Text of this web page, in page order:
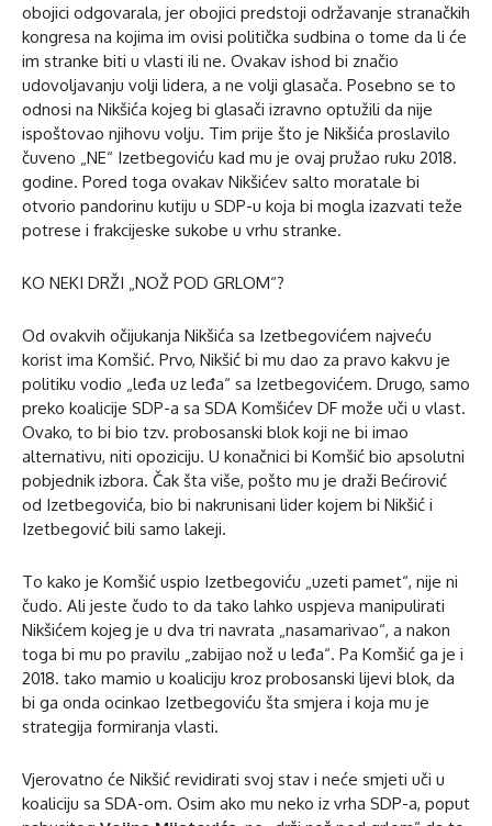
obojici odgovarala, jer obojici predstoji održavanje stranačkih
kongresa na kojima im ovisi politička sudbina o tome da li će
im stranke biti u vlasti ili ne. Ovakav ishod bi značio
udovoljavanju volji lidera, a ne volji glasača. Posebno se to
odnosi na Nikšića kojeg bi glasači izravno optužili da nije
ispoštovao njihovu volju. Tim prije što je Nikšića proslavilo
čuveno „NE“ Izetbegoviću kad mu je ovaj pružao ruku 2018.
godine. Pored toga ovakav Nikšićev salto moratale bi
otvorio pandorinu kutiju u SDP-u koja bi mogla izazvati teže
potrese i frakcijeske sukobe u vrhu stranke.
KO NEKI DRŽI „NOŽ POD GRLOM“?
Od ovakvih očijukanja Nikšića sa Izetbegovićem najveću
korist ima Komšić. Prvo, Nikšić bi mu dao za pravo kakvu je
politiku vodio „leđa uz leđa“ sa Izetbegovićem. Drugo, samo
preko koalicije SDP-a sa SDA Komšićev DF može uči u vlast.
Ovako, to bi bio tzv. probosanski blok koji ne bi imao
alternativu, niti opoziciju. U konačnici bi Komšić bio apsolutni
pobjednik izbora. Čak šta više, pošto mu je draži Bećirović
od Izetbegovića, bio bi nakrunisani lider kojem bi Nikšić i
Izetbegović bili samo lakeji.
To kako je Komšić uspio Izetbegoviću „uzeti pamet“, nije ni
čudo. Ali jeste čudo to da tako lahko uspjeva manipulirati
Nikšićem kojeg je u dva tri navrata „nasamarivao“, a nakon
toga bi mu po pravilu „zabijao nož u leđa“. Pa Komšić ga je i
2018. tako mamio u koaliciju kroz probosanski lijevi blok, da
bi ga onda ocinkao Izetbegoviću šta smjera i koja mu je
strategija formiranja vlasti.
Vjerovatno će Nikšić revidirati svoj stav i neće smjeti uči u
koaliciju sa SDA-om. Osim ako mu neko iz vrha SDP-a, poput